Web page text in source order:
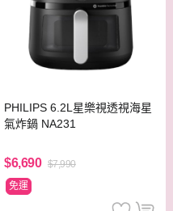
PHILIPS 6.2L星樂視透視海星
氣炸鍋 NA231
$6,690 $7,990
免運